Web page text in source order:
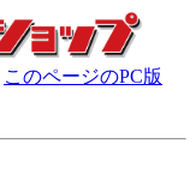
このページのPC版